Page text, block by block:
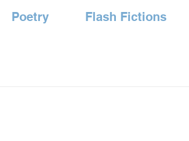
Poetry Flash Fictions